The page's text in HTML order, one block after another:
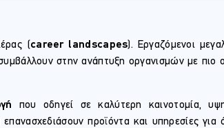
( career landscapes ). Εργαζόμενοι
στην ανάπτυξη οργανισμών με πιο
που οδηγεί σε καλύτερη καινοτομία,
προϊόντα και υπηρεσίες για